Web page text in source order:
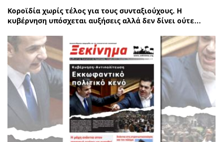
Κοροϊδία χωρίς τέλος για τους συνταξιούχους. Η
κυβέρνηση υπόσχεται αυξήσεις αλλά δεν δίνει ούτε…